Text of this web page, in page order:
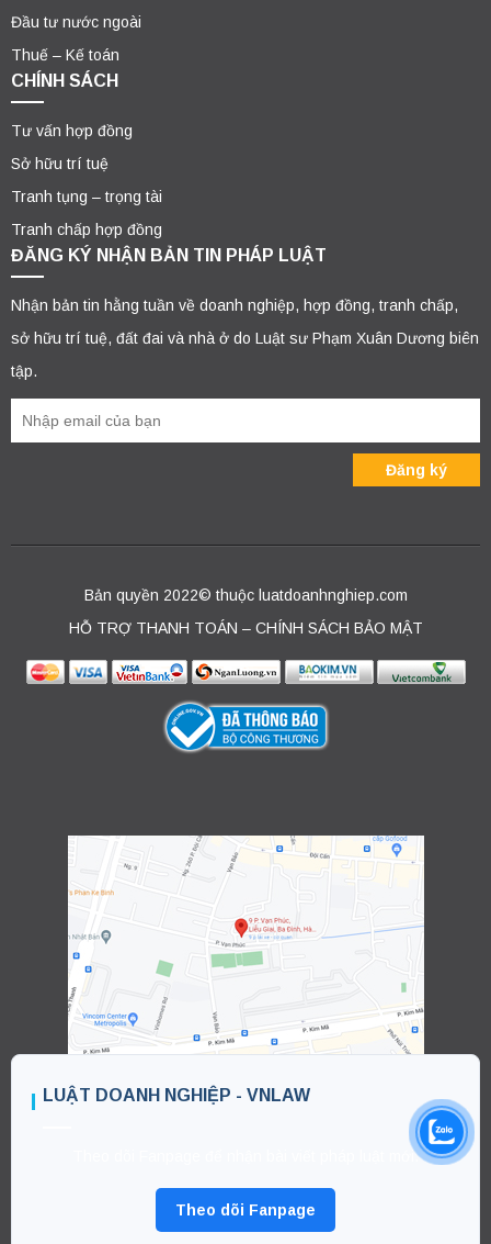
Đầu tư nước ngoài
Thuế – Kế toán
CHÍNH SÁCH
Tư vấn hợp đồng
Sở hữu trí tuệ
Tranh tụng – trọng tài
Tranh chấp hợp đồng
ĐĂNG KÝ NHẬN BẢN TIN PHÁP LUẬT
Nhận bản tin hằng tuần về doanh nghiệp, hợp đồng, tranh chấp,
sở hữu trí tuệ, đất đai và nhà ở do Luật sư Phạm Xuân Dương biên
tập.
Bản quyền 2022© thuộc luatdoanhnghiep.com
HỖ TRỢ THANH TOÁN – CHÍNH SÁCH BẢO MẬT
LUẬT DOANH NGHIỆP - VNLAW
Theo dõi Fanpage để nhận bài viết pháp luật mới.
Theo dõi Fanpage